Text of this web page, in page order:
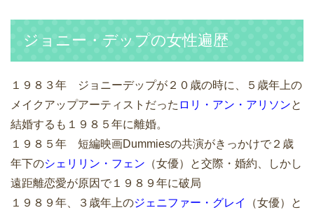
ジョニー・デップの女性遍歴
１９８３年 ジョニーデップが２０歳の時に、５歳年上の
メイクアップアーティストだった ロリ・アン・アリソンと
結婚するも１９８５年に離婚。
１９８５年 短編映画Dummiesの共演がきっかけで２歳
年下のシェリリン・フェン （女優）と交際・婚約、しかし
遠距離恋愛が原因で１９８９年に破局
１９８９年、３歳年上のジェニファー・グレイ
（女優）と